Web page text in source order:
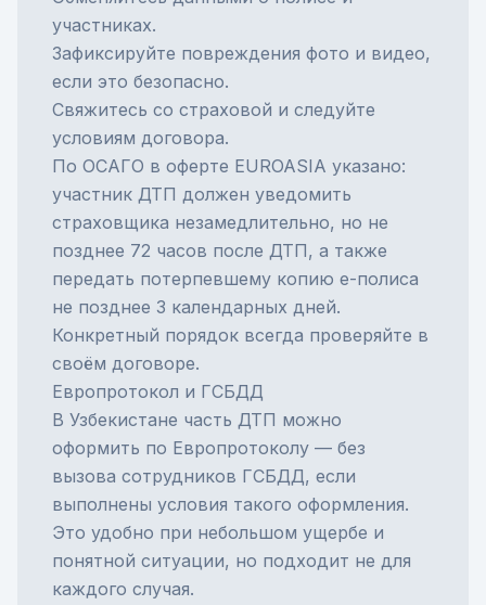
участниках.
Зафиксируйте повреждения фото и видео,
если это безопасно.
Свяжитесь со страховой и следуйте
условиям договора.
По ОСАГО в оферте EUROASIA указано:
участник ДТП должен уведомить
страховщика незамедлительно, но не
позднее 72 часов после ДТП, а также
передать потерпевшему копию e-полиса
не позднее 3 календарных дней.
Конкретный порядок всегда проверяйте в
своём договоре.
Европротокол и ГСБДД
В Узбекистане часть ДТП можно
оформить по Европротоколу — без
вызова сотрудников ГСБДД, если
выполнены условия такого оформления.
Это удобно при небольшом ущербе и
понятной ситуации, но подходит не для
каждого случая.